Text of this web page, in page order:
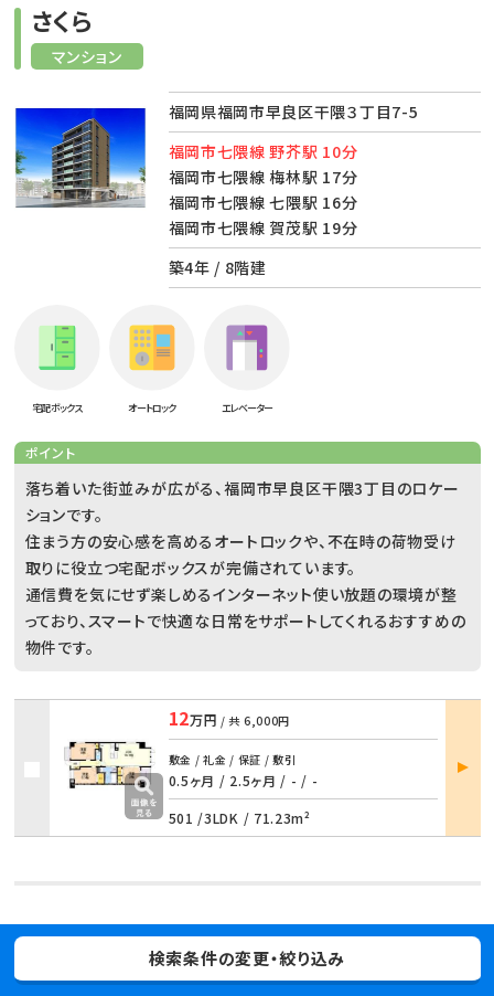
マンション
さくら
福岡県福岡市早良区干隈３丁目7-5
福岡市七隈線 野芥駅 10分
福岡市七隈線 梅林駅 17分
福岡市七隈線 七隈駅 16分
福岡市七隈線 賀茂駅 19分
築4年 / 8階建
宅配ボックス オートロック エレベーター
ポイント
落ち着いた街並みが広がる、福岡市早良区干隈3丁目のロケー
ションです。
住まう方の安心感を高めるオートロックや、不在時の荷物受け
取りに役立つ宅配ボックスが完備されています。
通信費を気にせず楽しめるインターネット使い放題の環境が整
っており、スマートで快適な日常をサポートしてくれるおすすめの
物件です。
12万円 / 共 6,000円
敷金 / 礼金 / 保証 / 敷引
0.5ヶ月 / 2.5ヶ月 / - / -
501 /3LDK / 71.23m²
部屋
詳細
アパート
ボニート佳検索条件の変更・絞り込み